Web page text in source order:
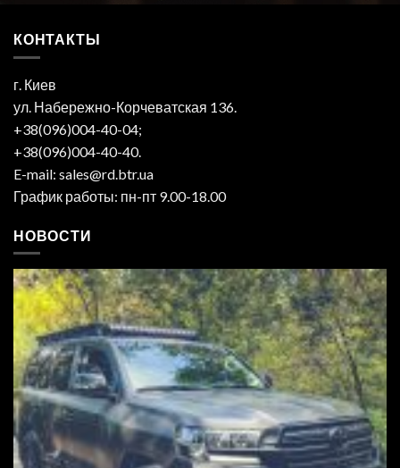
КОНТАКТЫ
г. Киев
ул. Набережно-Корчеватская 136.
+38(096)004-40-04;
+38(096)004-40-40.
E-mail: sales@rd.btr.ua
График работы: пн-пт 9.00-18.00
НОВОСТИ